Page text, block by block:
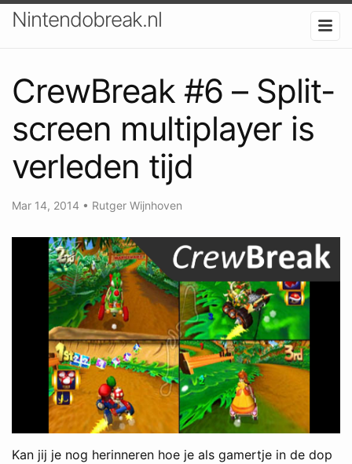
Nintendobreak.nl
CrewBreak #6 – Split-
screen multiplayer is
verleden tijd
Mar 14, 2014 • Rutger Wijnhoven
Kan jij je nog herinneren hoe je als gamertje in de dop